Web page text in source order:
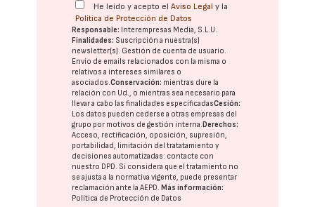
He leído y acepto elAviso Legal y la
Política de Protección de Datos
Responsable: Interempresas Media, S.L.U.
Finalidades: Suscripción a nuestra(s)
newsletter(s). Gestión de cuenta de usuario.
Envío de emails relacionados con la misma o
relativos a intereses similares o
asociados.Conservación: mientras dure la
relación con Ud., o mientras sea necesario para
llevar a cabo las finalidades especificadasCesión:
Los datos pueden cederse a otras empresas del
grupo por motivos de gestión interna.Derechos:
Acceso, rectificación, oposición, supresión,
portabilidad, limitación del tratatamiento y
decisiones automatizadas: contacte con
nuestro DPD. Si considera que el tratamiento no
se ajusta a la normativa vigente, puede presentar
reclamación ante laAEPD.Más información:
Política de Protección de Datos